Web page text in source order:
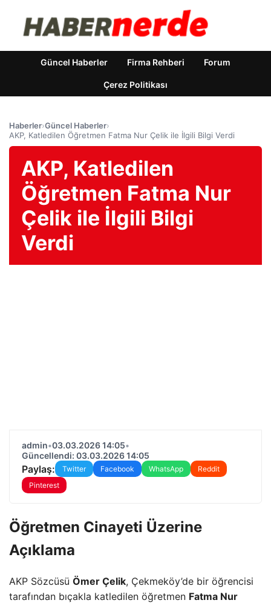
Güncel Haberler Firma Rehberi Forum
Çerez Politikası
Haberler›Güncel Haberler›
AKP, Katledilen Öğretmen Fatma Nur Çelik ile İlgili Bilgi Verdi
AKP, Katledilen
Öğretmen Fatma Nur
Çelik ile İlgili Bilgi
Verdi
admin•03.03.2026 14:05•
Güncellendi: 03.03.2026 14:05
Paylaş: Twitter Facebook WhatsApp
Reddit
Pinterest
Öğretmen Cinayeti Üzerine
Açıklama
AKP Sözcüsü Ömer Çelik, Çekmeköy’de bir öğrencisi
tarafından bıçakla katledilen öğretmen Fatma Nur